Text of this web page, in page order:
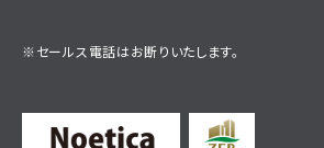
※セールス電話はお断りいたします。